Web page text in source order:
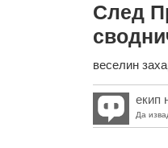
След
веселин
екип
Да